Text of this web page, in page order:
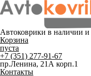
Автоковрики в наличии и
Корзина
пуста
+7 (351) 277-91-67
пр.Ленина, 21А корп.1
Контакты